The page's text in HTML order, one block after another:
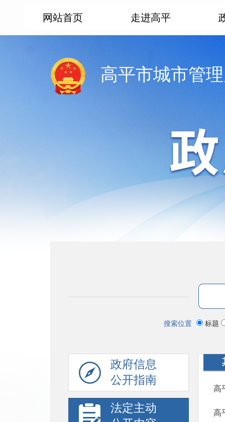
网站首页 走进高平
高平市城市管
搜索位置 标题
政府信息
公开指南
法定主动
高
高